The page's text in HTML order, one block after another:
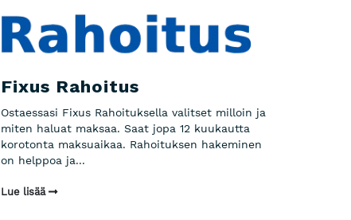
Fixus Rahoitus
Ostaessasi Fixus Rahoituksella valitset milloin ja
miten haluat maksaa. Saat jopa 12 kuukautta
korotonta maksuaikaa. Rahoituksen hakeminen
on helppoa ja...
Lue lisää